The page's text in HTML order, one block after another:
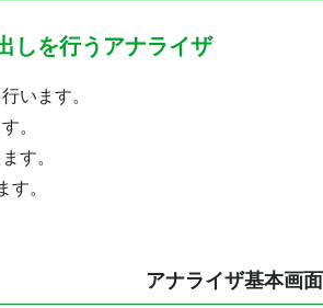
しを行うアナライザ
います。
。
す。
す。
アナライザ基本画面